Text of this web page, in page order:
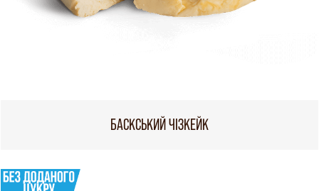
БАСКСЬКИЙ ЧІЗКЕЙК